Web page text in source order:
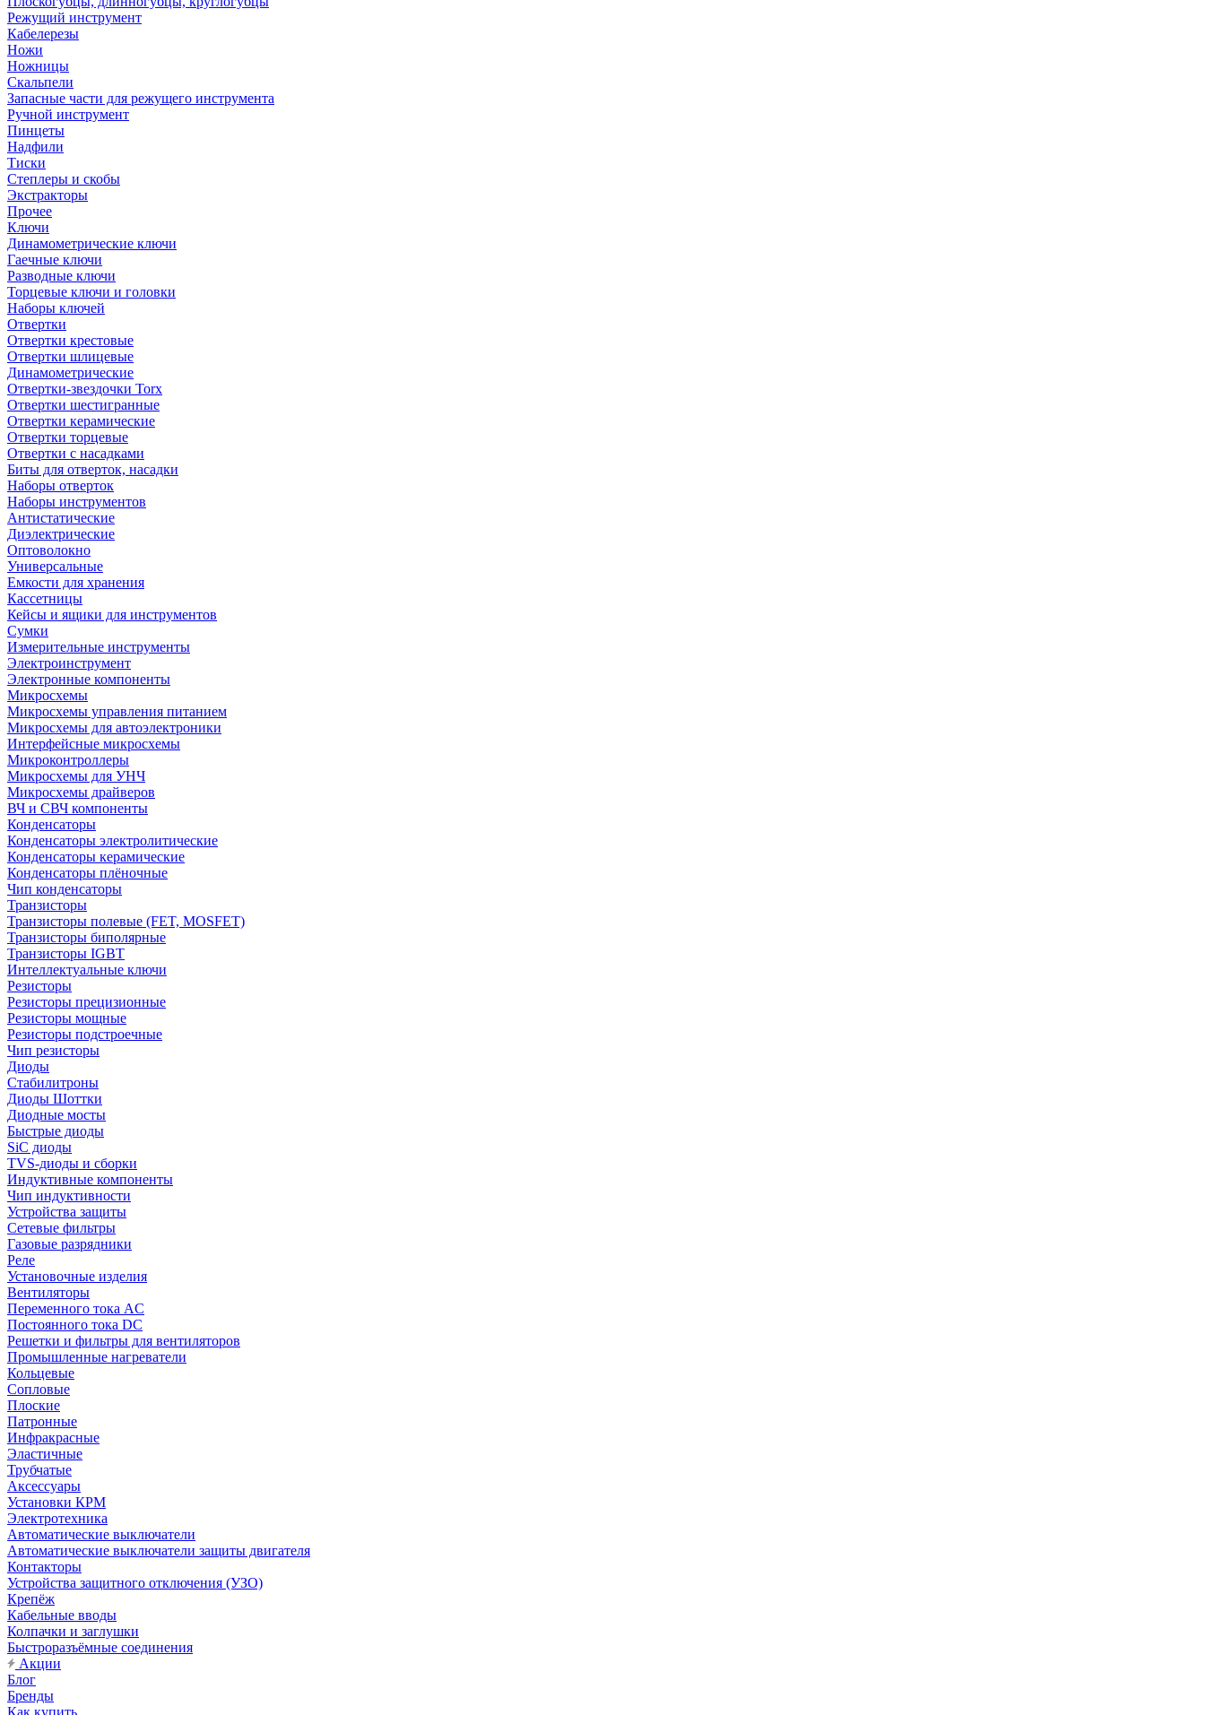
Режущий инструмент
Кабелерезы
Ножи
Ножницы
Скальпели
Запасные части для режущего инструмента
Ручной инструмент
Пинцеты
Надфили
Тиски
Степлеры и скобы
Экстракторы
Прочее
Ключи
Динамометрические ключи
Гаечные ключи
Разводные ключи
Торцевые ключи и головки
Наборы ключей
Отвертки
Отвертки крестовые
Отвертки шлицевые
Динамометрические
Отвертки-звездочки Torx
Отвертки шестигранные
Отвертки керамические
Отвертки торцевые
Отвертки с насадками
Биты для отверток, насадки
Наборы отверток
Наборы инструментов
Антистатические
Диэлектрические
Оптоволокно
Универсальные
Емкости для хранения
Кассетницы
Кейсы и ящики для инструментов
Сумки
Измерительные инструменты
Электроинструмент
Электронные компоненты
Микросхемы
Микросхемы управления питанием
Микросхемы для автоэлектроники
Интерфейсные микросхемы
Микроконтроллеры
Микросхемы для УНЧ
Микросхемы драйверов
ВЧ и СВЧ компоненты
Конденсаторы
Конденсаторы электролитические
Конденсаторы керамические
Конденсаторы плёночные
Чип конденсаторы
Транзисторы
Транзисторы полевые (FET, MOSFET)
Транзисторы биполярные
Транзисторы IGBT
Интеллектуальные ключи
Резисторы
Резисторы прецизионные
Резисторы мощные
Резисторы подстроечные
Чип резисторы
Диоды
Стабилитроны
Диоды Шоттки
Диодные мосты
Быстрые диоды
SiC диоды
TVS-диоды и сборки
Индуктивные компоненты
Чип индуктивности
Устройства защиты
Сетевые фильтры
Газовые разрядники
Реле
Установочные изделия
Вентиляторы
Переменного тока AC
Постоянного тока DC
Решетки и фильтры для вентиляторов
Промышленные нагреватели
Кольцевые
Сопловые
Плоские
Патронные
Инфракрасные
Эластичные
Трубчатые
Аксессуары
Установки КРМ
Электротехника
Автоматические выключатели
Автоматические выключатели защиты двигателя
Контакторы
Устройства защитного отключения (УЗО)
Крепёж
Кабельные вводы
Колпачки и заглушки
Быстроразъёмные соединения
Акции
Блог
Бренды
Как купить